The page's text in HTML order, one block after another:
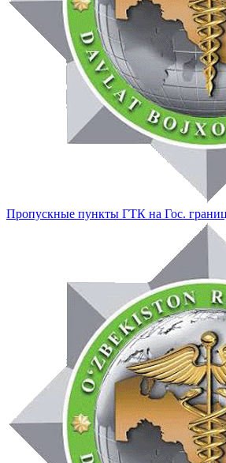
Пропускные пункты ГТК на Гос.